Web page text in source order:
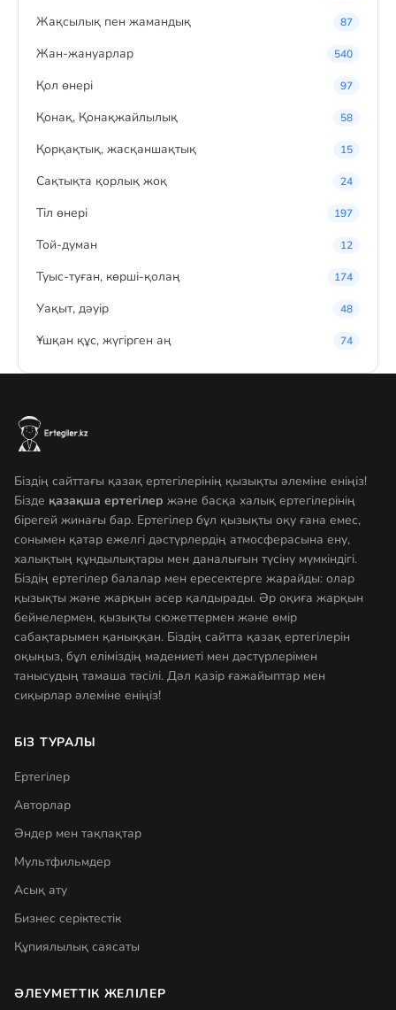
Жақсылық пен жамандық 87
Жан-жануарлар 540
Қол өнері 97
Қонақ, Қонақжайлылық 58
Қорқақтық, жасқаншақтық 15
Сақтықта қорлық жоқ 24
Тіл өнері 197
Той-думан 12
Туыс-туған, көрші-қолаң 174
Уақыт, дәуір 48
Ұшқан құс, жүгірген аң 74
Біздің сайттағы қазақ ертегілерінің қызықты әлеміне еніңіз!
Бізде қазақша ертегілер және басқа халық ертегілерінің
бірегей жинағы бар. Ертегілер бұл қызықты оқу ғана емес,
сонымен қатар ежелгі дәстүрлердің атмосферасына ену,
халықтың құндылықтары мен даналығын түсіну мүмкіндігі.
Біздің ертегілер балалар мен ересектерге жарайды: олар
қызықты және жарқын әсер қалдырады. Әр оқиға жарқын
бейнелермен, қызықты сюжеттермен және өмір
сабақтарымен қаныққан. Біздің сайтта қазақ ертегілерін
оқыңыз, бұл еліміздің мәдениеті мен дәстүрлерімен
танысудың тамаша тәсілі. Дәл қазір ғажайыптар мен
сиқырлар әлеміне еніңіз!
БІЗ ТУРАЛЫ
Ертегілер
Авторлар
Әндер мен тақпақтар
Мультфильмдер
Асық ату
Бизнес серіктестік
Құпиялылық саясаты
ӘЛЕУМЕТТІК ЖЕЛІЛЕР